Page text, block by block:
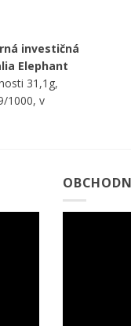
investičná
Elephant
31,1g,
1000, v